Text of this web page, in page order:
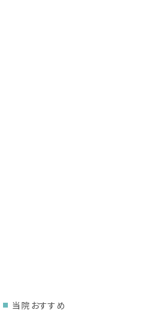
当院おすすめ